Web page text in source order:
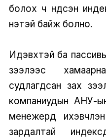
болох ч үндсэн
үнэтэй байж болно.
Идэвхтэй ба
зээлээс
судлагдсан зах
компаниудын АНУ-
менежерүүд
зардалтай